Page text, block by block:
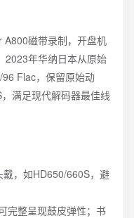
A800磁带录制，开盘机
2023年华纳日本从原始
Flac，保留原始动
满足现代解码器最佳线
，如HD650/660S，避
完整呈现鼓皮弹性；书